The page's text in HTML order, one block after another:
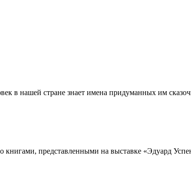
в нашей стране знает имена придуманных им
представленными на выставке «Эдуард